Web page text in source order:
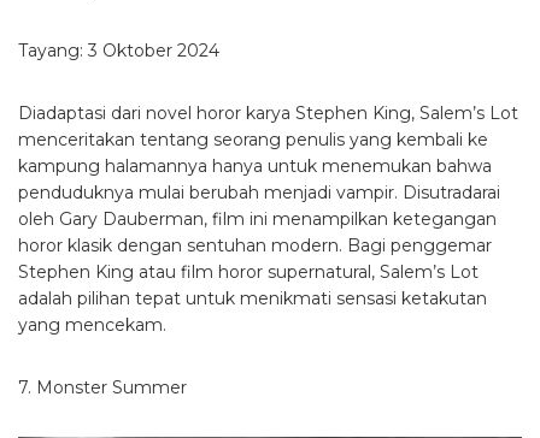
Tayang: 3 Oktober 2024
Diadaptasi dari novel horor karya Stephen King, Salem’s Lot
menceritakan tentang seorang penulis yang kembali ke
kampung halamannya hanya untuk menemukan bahwa
penduduknya mulai berubah menjadi vampir. Disutradarai
oleh Gary Dauberman, film ini menampilkan ketegangan
horor klasik dengan sentuhan modern. Bagi penggemar
Stephen King atau film horor supernatural, Salem’s Lot
adalah pilihan tepat untuk menikmati sensasi ketakutan
yang mencekam.
7. Monster Summer